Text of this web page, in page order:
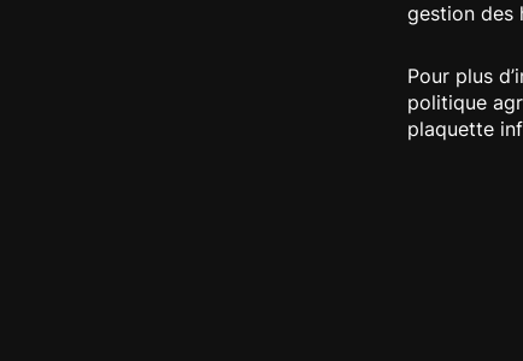
gestion des
Pour plus
politique
plaquette